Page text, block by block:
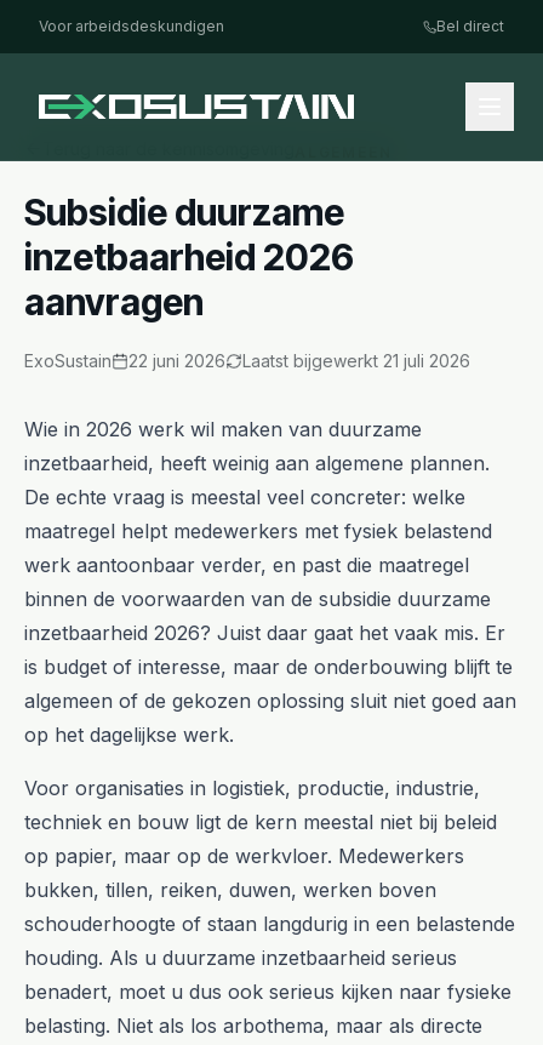
Voor arbeidsdeskundigen Bel direct
Subsidie duurzame
inzetbaarheid 2026
aanvragen
ExoSustain 22 juni 2026 Laatst bijgewerkt 21 juli 2026
Wie in 2026 werk wil maken van duurzame
inzetbaarheid, heeft weinig aan algemene plannen.
De echte vraag is meestal veel concreter: welke
maatregel helpt medewerkers met fysiek belastend
werk aantoonbaar verder, en past die maatregel
binnen de voorwaarden van de subsidie duurzame
inzetbaarheid 2026? Juist daar gaat het vaak mis. Er
is budget of interesse, maar de onderbouwing blijft te
algemeen of de gekozen oplossing sluit niet goed aan
op het dagelijkse werk.
Voor organisaties in logistiek, productie, industrie,
techniek en bouw ligt de kern meestal niet bij beleid
op papier, maar op de werkvloer. Medewerkers
bukken, tillen, reiken, duwen, werken boven
schouderhoogte of staan langdurig in een belastende
houding. Als u duurzame inzetbaarheid serieus
benadert, moet u dus ook serieus kijken naar fysieke
belasting. Niet als los arbothema, maar als directe